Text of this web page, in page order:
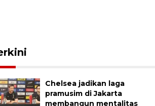
Chelsea jadikan laga
pramusim di Jakarta
membangun mentalitas